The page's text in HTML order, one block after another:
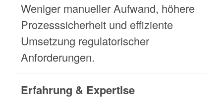
Weniger manueller Aufwand, höhere
Prozesssicherheit und effiziente
Umsetzung regulatorischer
Anforderungen.
Erfahrung & Expertise